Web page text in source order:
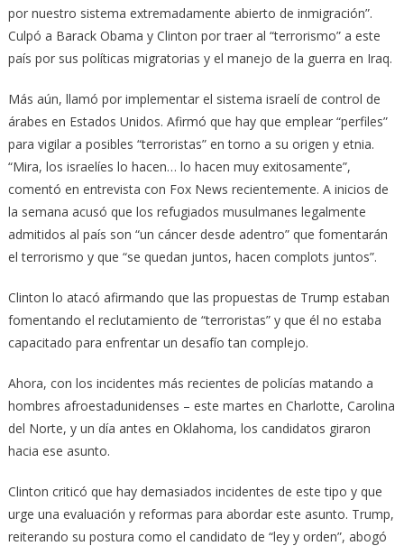
por nuestro sistema extremadamente abierto de inmigración”.
Culpó a Barack Obama y Clinton por traer al “terrorismo” a este
país por sus políticas migratorias y el manejo de la guerra en Iraq.
Más aún, llamó por implementar el sistema israelí de control de
árabes en Estados Unidos. Afirmó que hay que emplear “perfiles”
para vigilar a posibles “terroristas” en torno a su origen y etnia.
“Mira, los israelíes lo hacen… lo hacen muy exitosamente”,
comentó en entrevista con Fox News recientemente. A inicios de
la semana acusó que los refugiados musulmanes legalmente
admitidos al país son “un cáncer desde adentro” que fomentarán
el terrorismo y que “se quedan juntos, hacen complots juntos”.
Clinton lo atacó afirmando que las propuestas de Trump estaban
fomentando el reclutamiento de “terroristas” y que él no estaba
capacitado para enfrentar un desafío tan complejo.
Ahora, con los incidentes más recientes de policías matando a
hombres afroestadunidenses – este martes en Charlotte, Carolina
del Norte, y un día antes en Oklahoma, los candidatos giraron
hacia ese asunto.
Clinton criticó que hay demasiados incidentes de este tipo y que
urge una evaluación y reformas para abordar este asunto. Trump,
reiterando su postura como el candidato de “ley y orden”, abogó